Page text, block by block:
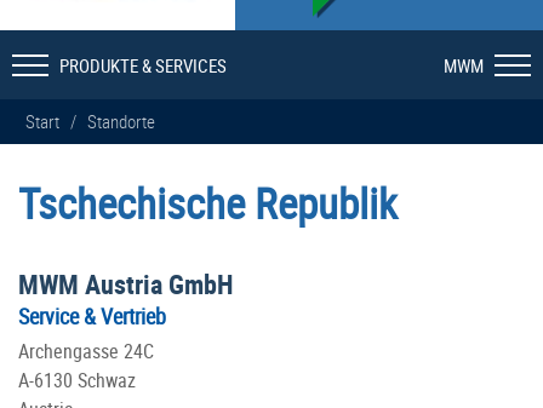
PRODUKTE & SERVICES MWM
Start / Standorte
Tschechische Republik
MWM Austria GmbH
Service & Vertrieb
Archengasse 24C
A-6130 Schwaz